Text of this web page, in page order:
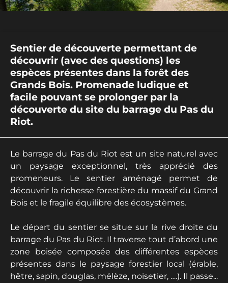
Sentier de découverte permettant de
découvrir (avec des questions) les
espèces présentes dans la forêt des
Grands Bois. Promenade ludique et
facile pouvant se prolonger par la
découverte du site du barrage du Pas du
Riot.
Le barrage du Pas du Riot est un site naturel avec
un paysage exceptionnel, très apprécié des
promeneurs. Le sentier aménagé permet de
découvrir la richesse forestière du massif du Grand
Bois et le fragile équilibre des écosystèmes.
Le départ du sentier se situe sur la rive droite du
barrage du Pas du Riot. Il traverse tout d’abord une
zone boisée composée des différentes espèces
présentes dans le paysage forestier local (érable,
hêtre, sapin, douglas, mélèze, noisetier, ….). Il passe...